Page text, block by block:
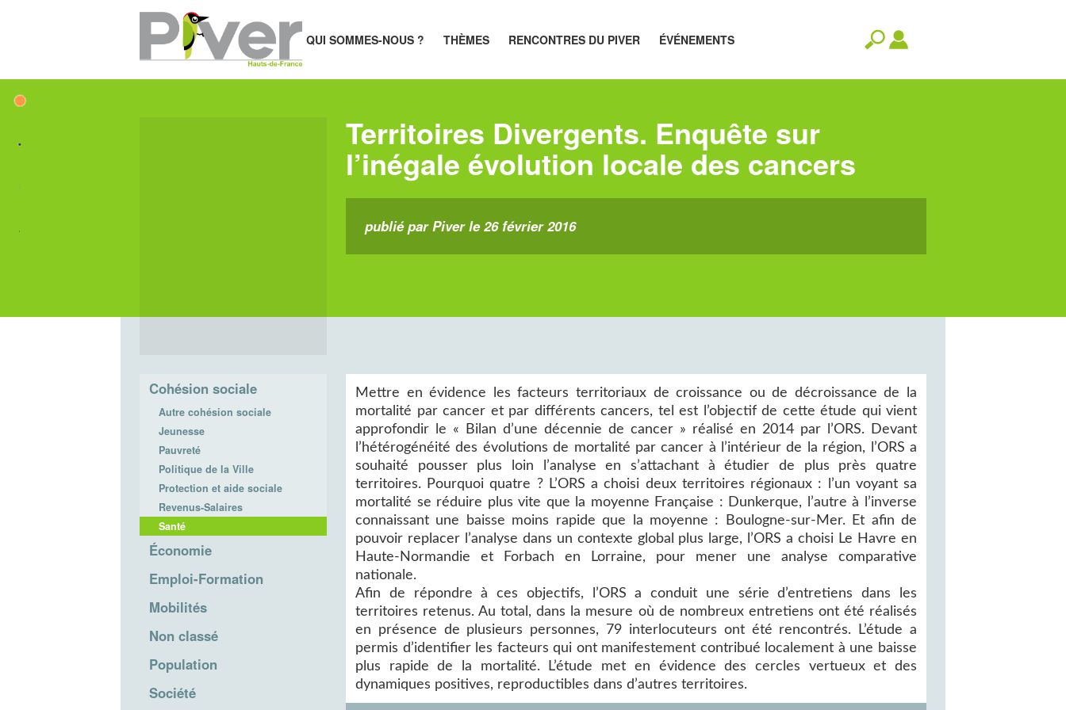
QUI SOMMES-NOUS ? THÈMES RENCONTRES DU PIVER ÉVÉNEMENTS
Territoires Divergents. Enquête sur
l’inégale évolution locale des cancers
publié par Piver le 26 février 2016
Cohésion sociale
Autre cohésion sociale
Jeunesse
Pauvreté
Politique de la Ville
Protection et aide sociale
Revenus-Salaires
Santé
Économie
Emploi-Formation
Mobilités
Non classé
Population
Société
Mettre en évidence les facteurs territoriaux de croissance ou de décroissance de la
mortalité par cancer et par différents cancers, tel est l’objectif de cette étude qui vient
approfondir le « Bilan d’une décennie de cancer » réalisé en 2014 par l’ORS. Devant
l’hétérogénéité des évolutions de mortalité par cancer à l’intérieur de la région, l’ORS a
souhaité pousser plus loin l’analyse en s’attachant à étudier de plus près quatre
territoires. Pourquoi quatre ? L’ORS a choisi deux territoires régionaux : l’un voyant sa
mortalité se réduire plus vite que la moyenne Française : Dunkerque, l’autre à l’inverse
connaissant une baisse moins rapide que la moyenne : Boulogne-sur-Mer. Et afin de
pouvoir replacer l’analyse dans un contexte global plus large, l’ORS a choisi Le Havre en
Haute-Normandie et Forbach en Lorraine, pour mener une analyse comparative
nationale.
Afin de répondre à ces objectifs, l’ORS a conduit une série d’entretiens dans les
territoires retenus. Au total, dans la mesure où de nombreux entretiens ont été réalisés
en présence de plusieurs personnes, 79 interlocuteurs ont été rencontrés. L’étude a
permis d’identifier les facteurs qui ont manifestement contribué localement à une baisse
plus rapide de la mortalité. L’étude met en évidence des cercles vertueux et des
dynamiques positives, reproductibles dans d’autres territoires.